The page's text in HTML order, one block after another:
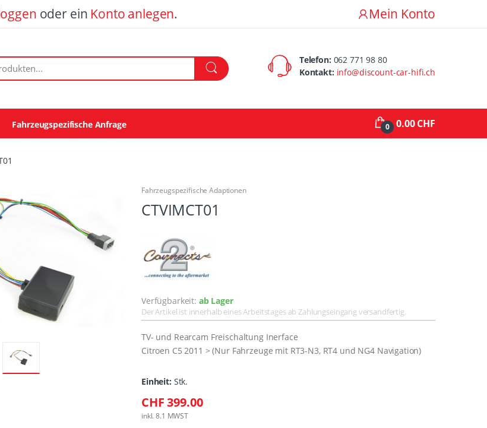
oder ein Konto anlegen. Mein Konto
Telefon: 062 771 98 80
Kontakt: info@discount-car-hifi.ch
Fahrzeugspezifische Anfrage 0 0.00 CHF
Fahrzeugspezifische Adaptionen
CTVIMCT01
Verfügbarkeit: ab Lager
Der Artikel ist innerhalb eines Arbeitstages ab Zahlungseingang versandfertig.
TV- und Rearcam Freischaltung Inerface
Citroen C5 2011 > (Nur Fahrzeuge mit RT3-N3, RT4 und NG4 Navigation)
Einheit: Stk.
CHF 399.00
inkl. 8.1 MWST